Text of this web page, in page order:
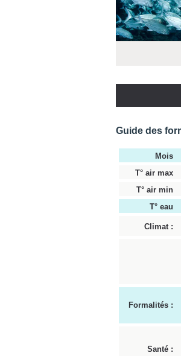
Guide des
Mois
T° air max
T° air min
T° eau
Climat :
Formalités :
Santé :